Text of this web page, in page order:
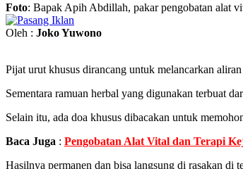
Foto: Bapak Apih Abdillah, pakar pengobatan alat
Oleh : Joko Yuwono
Pijat urut khusus dirancang untuk melancarkan
Sementara ramuan herbal yang digunakan terbuat
Selain itu, ada doa khusus dibacakan untuk
Baca Juga : Pengobatan Alat Vital dan Terapi
Hasilnya permanen dan bisa langsung di rasakan di